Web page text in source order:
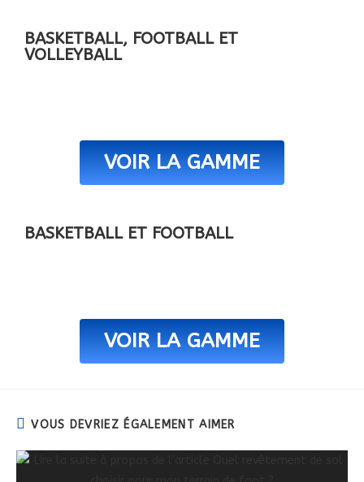
BASKETBALL, FOOTBALL ET
VOLLEYBALL
VOIR LA GAMME
BASKETBALL ET FOOTBALL
VOIR LA GAMME
VOUS DEVRIEZ ÉGALEMENT AIMER